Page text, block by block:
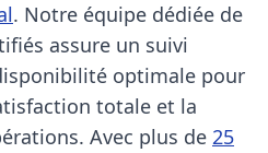
. Notre équipe dédiée de
assure un suivi
optimale pour
totale et la
Avec plus de 25